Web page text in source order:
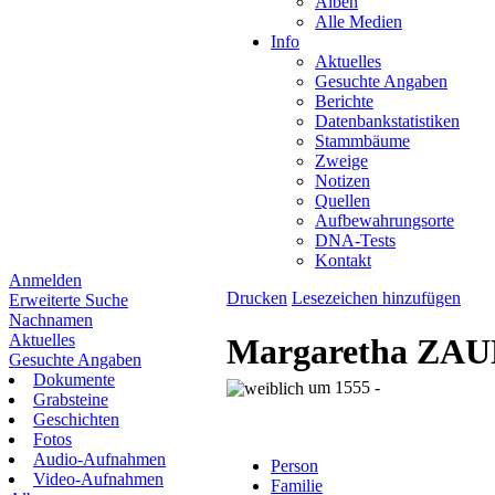
Anmelden
Erweiterte Suche
Nachnamen
Aktuelles
Gesuchte Angaben
Dokumente
Grabsteine
Geschichten
Fotos
Audio-Aufnahmen
Video-Aufnahmen
Alle Medien
Info
Aktuelles
Gesuchte Angaben
Berichte
Datenbankstatistiken
Stammbäume
Zweige
Notizen
Quellen
Aufbewahrungsorte
DNA-Tests
Kontakt
Drucken Lesezeichen hinzufügen
Margaretha
um 1555 -
Person
Familie